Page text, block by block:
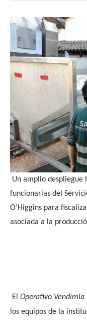
Un amplio despliegue
funcionarias del
O’Higgins para
asociada a la
El Operativo Vendimia
los equipos de la